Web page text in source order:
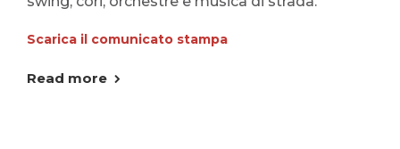
Scarica il comunicato stampa
Read more